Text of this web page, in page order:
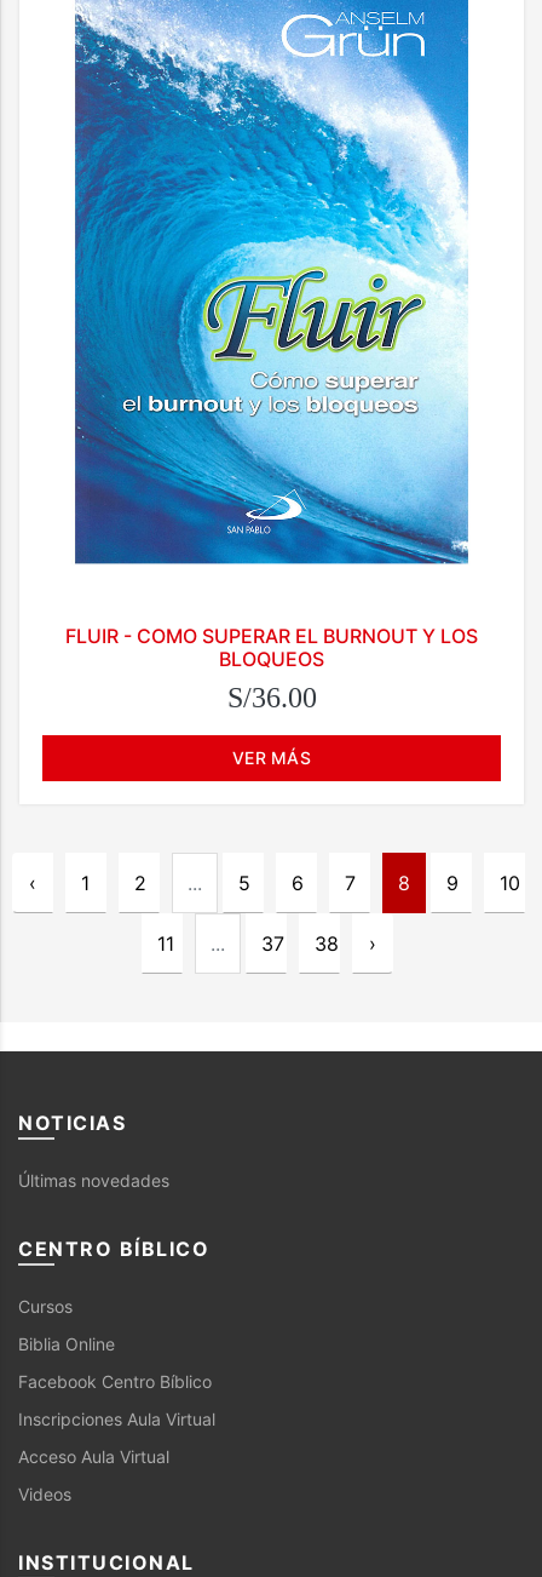
FLUIR - COMO SUPERAR EL BURNOUT Y LOS
BLOQUEOS
S/36.00
VER MÁS
‹ 1 2 ... 5 6 7 8 9 10
11 ... 37 38 ›
NOTICIAS
Últimas novedades
CENTRO BÍBLICO
Cursos
Biblia Online
Facebook Centro Bíblico
Inscripciones Aula Virtual
Acceso Aula Virtual
Videos
INSTITUCIONAL